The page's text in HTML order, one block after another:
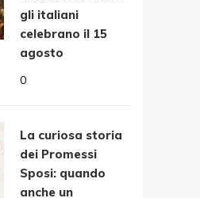
gli italiani
celebrano il 15
agosto
0
La curiosa storia
dei Promessi
Sposi: quando
anche un